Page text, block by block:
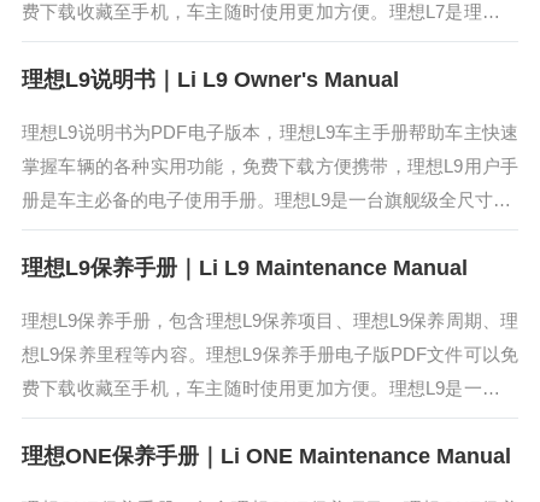
费下载收藏至手机，车主随时使用更加方便。理想L7是理想汽
车首款中大型五座旗舰SUV，采用了理想汽车全新的四驱增程
电动系统...
理想L9说明书｜Li L9 Owner's Manual
理想L9说明书为PDF电子版本，理想L9车主手册帮助车主快速
掌握车辆的各种实用功能，免费下载方便携带，理想L9用户手
册是车主必备的电子使用手册。理想L9是一台旗舰级全尺寸SU
V，围绕家庭用户打造了6座极致舒适空间。理想L9配备前后双
电机智能...
理想L9保养手册｜Li L9 Maintenance Manual
理想L9保养手册，包含理想L9保养项目、理想L9保养周期、理
想L9保养里程等内容。理想L9保养手册电子版PDF文件可以免
费下载收藏至手机，车主随时使用更加方便。理想L9是一台旗
舰级全尺寸SUV，围绕家庭用户打造了6座极致舒适空间。理
想L9配...
理想ONE保养手册｜Li ONE Maintenance Manual